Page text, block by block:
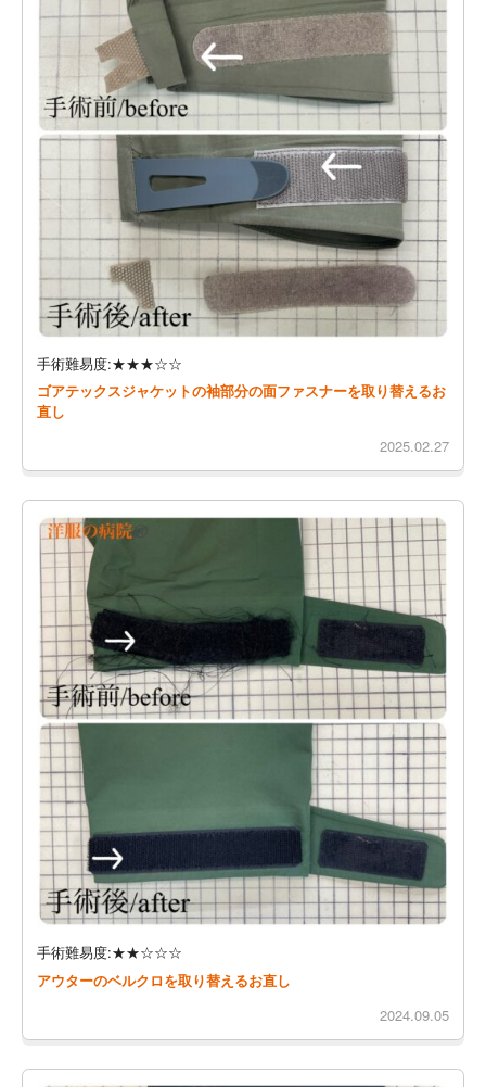
手術難易度:★★★☆☆
ゴアテックスジャケットの袖部分の面ファスナーを取り替えるお
直し
2025.02.27
手術難易度:★★☆☆☆
アウターのベルクロを取り替えるお直し
2024.09.05